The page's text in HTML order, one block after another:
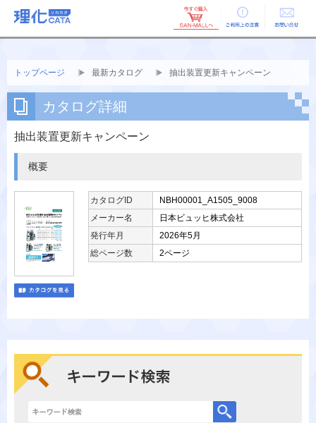
ご利用上の お問い合せ
トップページ 最新カタログ 抽出装置更新キャンペーン
カタログ詳細
抽出装置更新キャンペーン
概要
カタログID
NBH00001_A1505_9008
メーカー名
日本ビュッヒ株式会社
発行年月
2026年5月
総ページ数
2ページ
キーワード検索